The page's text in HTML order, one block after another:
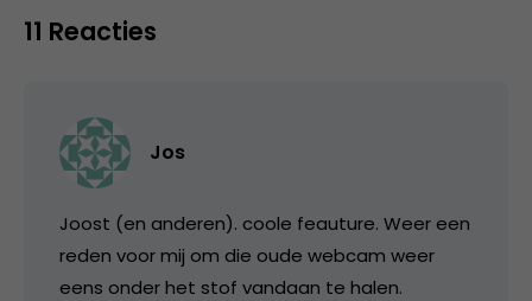
11 Reacties
Jos
Joost (en anderen). coole feauture. Weer een
reden voor mij om die oude webcam weer
eens onder het stof vandaan te halen.